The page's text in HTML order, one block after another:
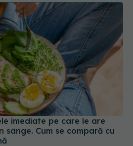
imediate pe care le are
sânge. Cum se compară cu